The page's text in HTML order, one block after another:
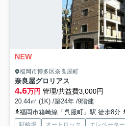
NEW
福岡市博多区奈良屋町
奈良屋グロリアス
4.6万円 管理/共益費3,000円
20.44㎡ (1K) /築24年 /9階建
福岡市箱崎線「呉服町」駅 徒歩8分
駐輪場 オートロック エレベーター